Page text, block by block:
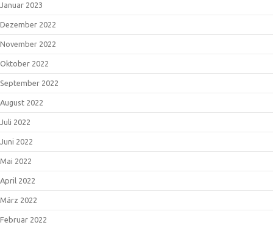
Januar 2023
Dezember 2022
November 2022
Oktober 2022
September 2022
August 2022
Juli 2022
Juni 2022
Mai 2022
April 2022
März 2022
Februar 2022